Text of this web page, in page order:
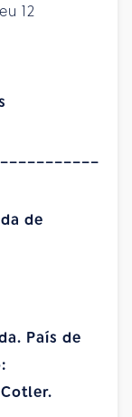
12
de
País de